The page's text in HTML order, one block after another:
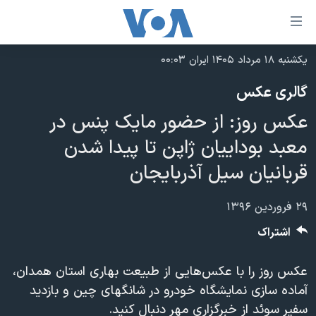
لینکهای
قابل
دسترسی
جهش
محتوای
اصلی
جهش
به
صفحه
جهش
جستجو
نسخه سبک وب‌سایت
موضوع ها
ایران
آمریکا
جهان
ورزشی
ویژه برنامه‌ها
ویدیوها
برنامه های تلویزیونی
جدول برنامه ها
صفحه‌های ویژه
جام جهانی ۲۰۲۶
۲۵۰سالگی آمریکا
بایگانی برنامه‌های تلویزیونی
فرکانس‌های صدای آمریکا
یادگیری زبان انگلیسی
یکشنبه ۱۸ مرداد ۱۴۰۵ ایران ۰۰:۰۳
گالری عکس
عکس روز: از حضور مایک پنس در
معبد بوداییان ژاپن تا پیدا شدن
قربانیان سیل آذربایجان
۲۹ فروردین ۱۳۹۶
عکس روز را با عکس‌هایی‌ از طبیعت بهاری استان همدان،
آماده سازی نمایشگاه خودرو در شانگهای چین و بازدید
سفیر سوئد از خبرگزاری مهر دنبال کنید.
اشتراک